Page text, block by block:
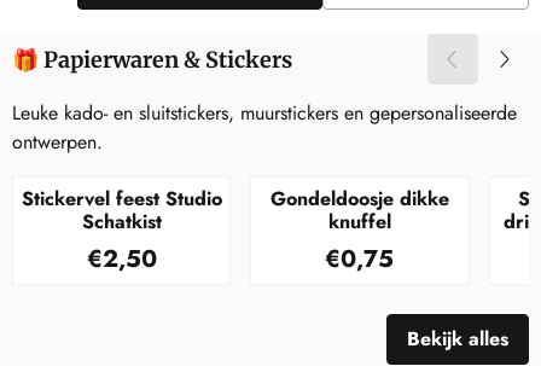
🎁 Papierwaren & Stickers
Leuke kado- en sluitstickers, muurstickers en gepersonaliseerde
ontwerpen.
Stickervel feest Studio
Schatkist
Prijs: 2,50
€2,50
Gondeldoosje dikke
knuffel
Prijs: 0,75
€0,75
Bekijk alles